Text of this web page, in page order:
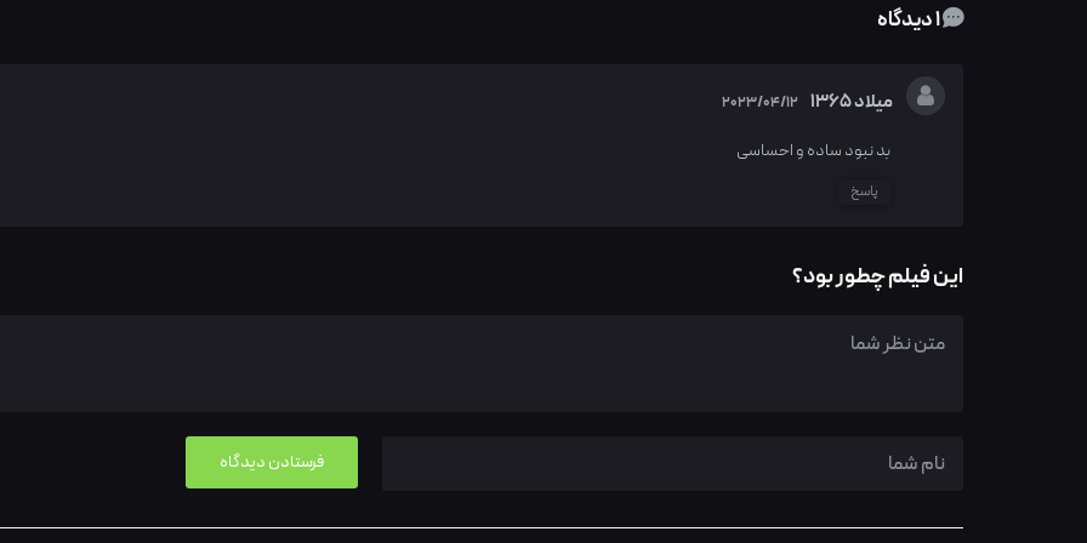
1 دیدگاه
میلاد ۱۳۶۵ 2023/04/12
بد نبود ساده و احساسی
پاسخ
این فیلم چطور بود؟